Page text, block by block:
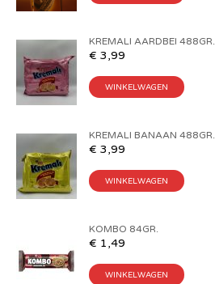
KREMALI AARDBEI 488GR.
€ 3,99
WINKELWAGEN
KREMALI BANAAN 488GR.
€ 3,99
WINKELWAGEN
KOMBO 84GR.
€ 1,49
WINKELWAGEN